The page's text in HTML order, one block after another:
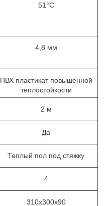
51°С
4,8 мм
ПВХ пластикат повышенной
теплостойкости
2 м
Да
Теплый пол под стяжку
4
310х300х90